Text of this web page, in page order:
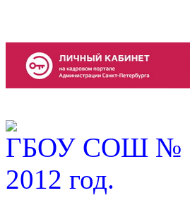
ГБОУ СОШ №
2012 год.